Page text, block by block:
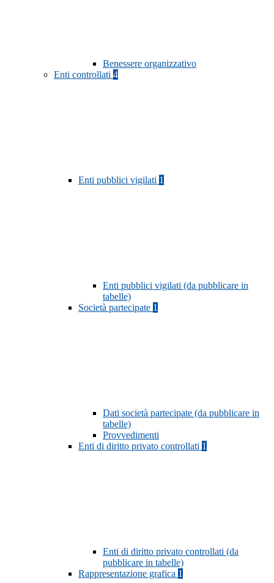
Benessere organizzativo
Enti controllati 4
Enti pubblici vigilati 1
Enti pubblici vigilati (da pubblicare in
tabelle)
Società partecipate 1
Dati società partecipate (da pubblicare in
tabelle)
Provvedimenti
Enti di diritto privato controllati 1
Enti di diritto privato controllati (da
pubblicare in tabelle)
Rappresentazione grafica 1